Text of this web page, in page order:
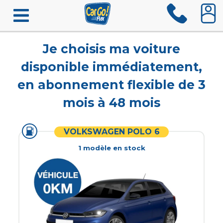
Je choisis ma voiture
disponible immédiatement,
en abonnement flexible de 3
mois à 48 mois
VOLKSWAGEN POLO 6
1modèleen stock